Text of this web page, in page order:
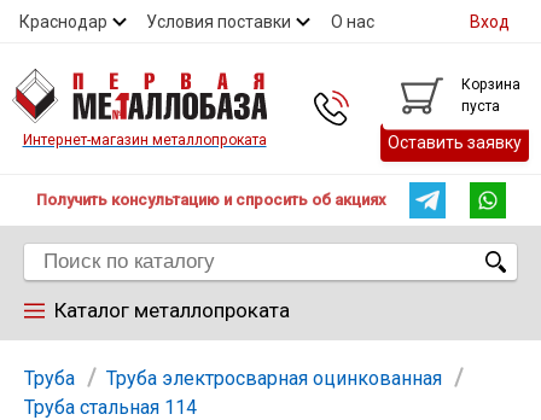
Краснодар Условия поставки О нас
Контакты
Контакты
Вход
Интернет-магазин металлопроката
Корзина
пуста
Оставить заявку
Получить консультацию и спросить об акциях
Каталог металлопроката
Арматура
Труба
Труба электросварная оцинкованная
Труба стальная 114